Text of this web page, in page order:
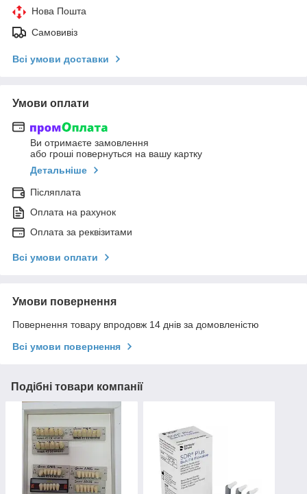
Нова Пошта
Самовивіз
Всі умови доставки
Умови оплати
Ви отримаєте замовлення
або гроші повернуться на вашу картку
Детальніше
Післяплата
Оплата на рахунок
Оплата за реквізитами
Всі умови оплати
Умови повернення
Повернення товару впродовж 14 днів за домовленістю
Всі умови повернення
Подібні товари компанії